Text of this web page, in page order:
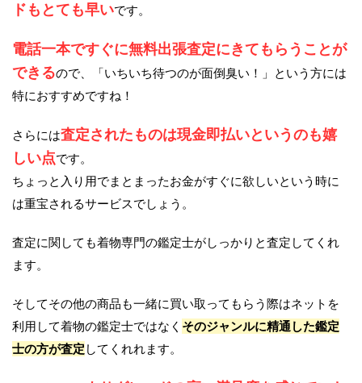
ドもとても早いです。
電話一本ですぐに無料出張査定にきてもらうことが
できるので、「いちいち待つのが面倒臭い！」という方には
特におすすめですね！
さらには査定されたものは現金即払いというのも嬉
しい点です。
ちょっと入り用でまとまったお金がすぐに欲しいという時に
は重宝されるサービスでしょう。
査定に関しても着物専門の鑑定士がしっかりと査定してくれ
ます。
そしてその他の商品も一緒に買い取ってもらう際はネットを
利用して着物の鑑定士ではなく そのジャンルに精通した鑑定
士の方が査定 してくれれます。